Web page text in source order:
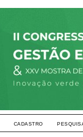
CADASTRO